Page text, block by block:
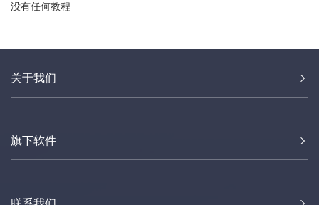
没有任何教程
关于我们
旗下软件